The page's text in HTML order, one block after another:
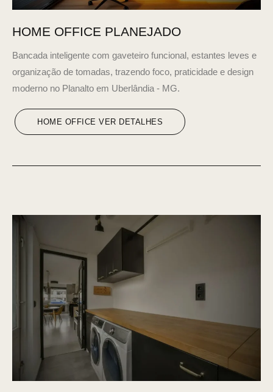
HOME OFFICE PLANEJADO
Bancada inteligente com gaveteiro funcional, estantes leves e
organização de tomadas, trazendo foco, praticidade e design
moderno no Planalto em Uberlândia - MG.
HOME OFFICE VER DETALHES